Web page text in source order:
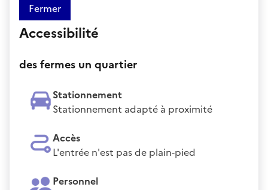
Fermer
Accessibilité
des fermes un quartier
Stationnement
Stationnement adapté à proximité
Accès
L'entrée n'est pas de plain-pied
Personnel